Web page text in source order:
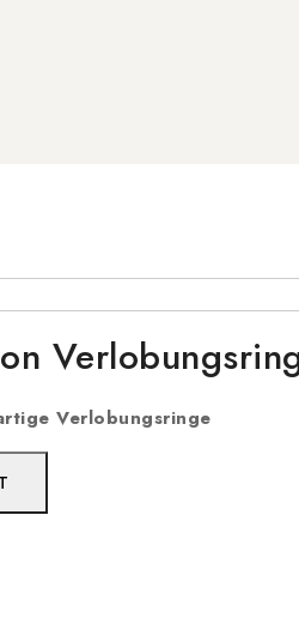
Verlobungsringe